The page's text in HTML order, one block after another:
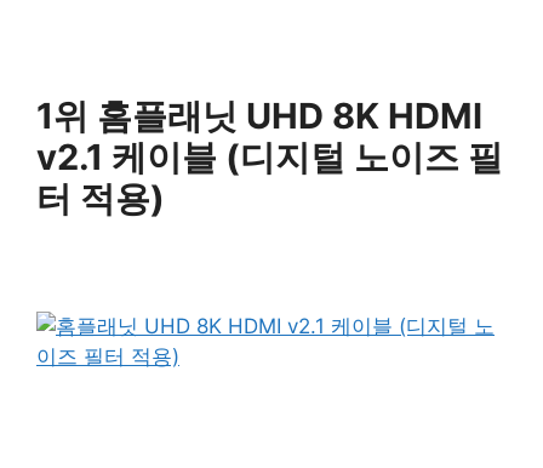
1위 홈플래닛 UHD 8K HDMI
v2.1 케이블 (디지털 노이즈 필
터 적용)